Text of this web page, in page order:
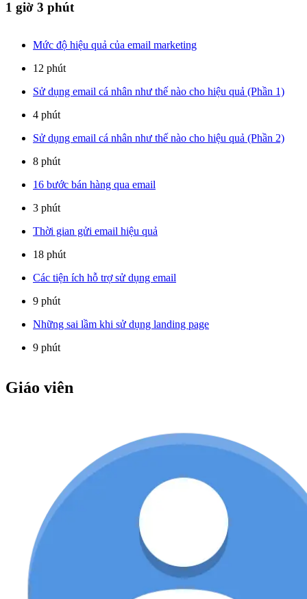
1 giờ 3 phút
Mức độ hiệu quả của email marketing
12 phút
Sử dụng email cá nhân như thế nào cho hiệu quả (Phần 1)
4 phút
Sử dụng email cá nhân như thế nào cho hiệu quả (Phần 2)
8 phút
16 bước bán hàng qua email
3 phút
Thời gian gửi email hiệu quả
18 phút
Các tiện ích hỗ trợ sử dụng email
9 phút
Những sai lầm khi sử dụng landing page
9 phút
Giáo viên